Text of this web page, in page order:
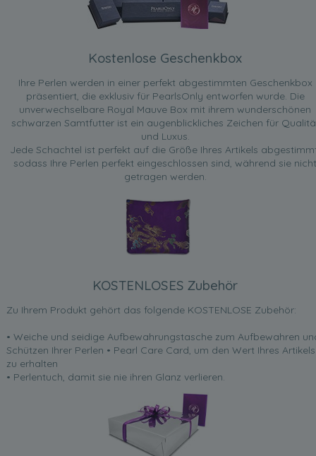
Kostenlose Geschenkbox
Ihre Perlen werden in einer perfekt abgestimmten Geschenkbox
präsentiert, die exklusiv für PearlsOnly entworfen wurde. Die
unverwechselbare Royal Mauve Box mit ihrem wunderschönen
schwarzen Samtfutter ist ein augenblickliches Zeichen für
und Luxus.
Jede Schachtel ist perfekt auf die Größe Ihres Artikels
sodass Ihre Perlen perfekt eingeschlossen sind, während sie nicht
getragen werden.
KOSTENLOSES Zubehör
Zu Ihrem Produkt gehört das folgende KOSTENLOSE Zubehör:
• Weiche und seidige Aufbewahrungstasche zum Aufbewahren
Schützen Ihrer Perlen • Pearl Care Card, um den Wert Ihres Artikels
zu erhalten
• Perlentuch, damit sie nie ihren Glanz verlieren.